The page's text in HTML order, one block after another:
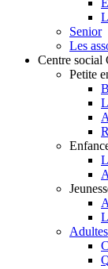
Senior
Les
Centre social
Petite
Adultes